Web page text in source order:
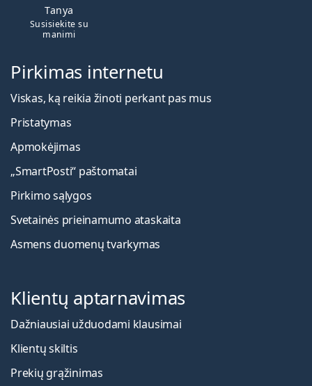
Tanya
Susisiekite su
manimi
Pirkimas internetu
Viskas, ką reikia žinoti perkant pas mus
Pristatymas
Apmokėjimas
„SmartPosti“ paštomatai
Pirkimo sąlygos
Svetainės prieinamumo ataskaita
Asmens duomenų tvarkymas
Klientų aptarnavimas
Dažniausiai užduodami klausimai
Klientų skiltis
Prekių grąžinimas